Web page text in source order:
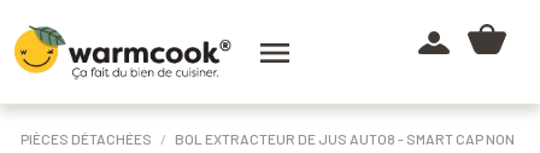

PIÈCES DÉTACHÉES
BOL EXTRACTEUR DE JUS AUTO8 - SMART CAP NON